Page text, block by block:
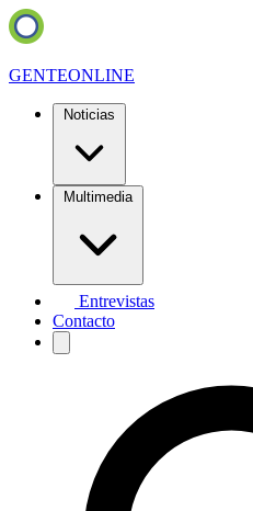
GENTEONLINE
Noticias
Multimedia
Entrevistas
Contacto